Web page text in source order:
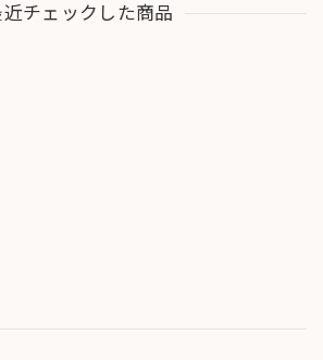
近チェックした商品